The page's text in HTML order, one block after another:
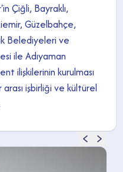
Çiğli, Bayraklı,
Güzelbahçe,
Belediyeleri ve
ile Adıyaman
ilişkilerinin kurulması
arası işbirliği ve kültürel